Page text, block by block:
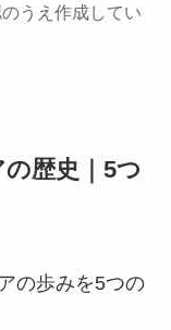
うえ作成してい
歴史｜5つ
の歩みを5つの